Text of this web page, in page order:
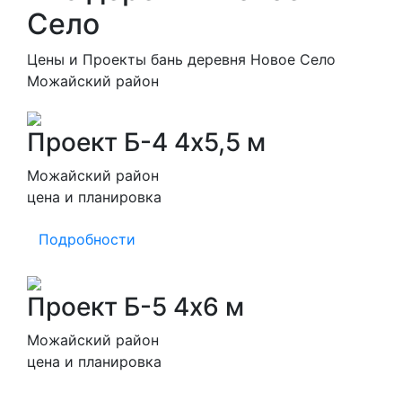
Село
Цены и Проекты бань деревня Новое Село
Можайский район
Проект Б-4 4х5,5 м
Можайский район
цена и планировка
Подробности
Проект Б-5 4х6 м
Можайский район
цена и планировка